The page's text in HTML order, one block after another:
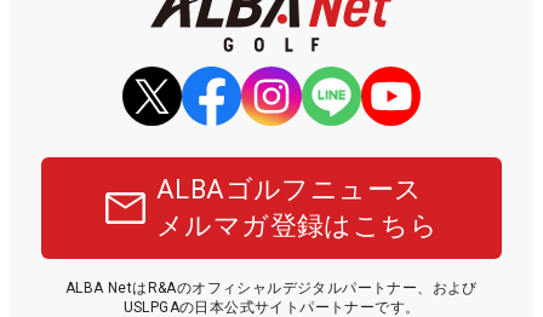
ALBAゴルフニュース
メルマガ登録はこちら
ALBA NetはR&Aのオフィシャルデジタルパートナー、および
USLPGAの日本公式サイトパートナーです。